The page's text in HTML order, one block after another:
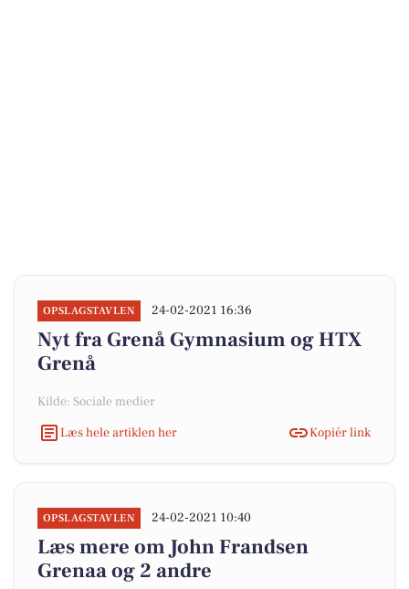
OPSLAGSTAVLEN 24-02-2021 16:36
Nyt fra Grenå Gymnasium og HTX
Grenå
Kilde: Sociale medier
Læs hele artiklen her
Kopiér link
OPSLAGSTAVLEN 24-02-2021 10:40
Læs mere om John Frandsen
Grenaa og 2 andre